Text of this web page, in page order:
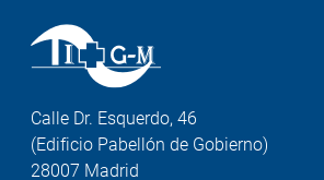
Calle Dr. Esquerdo, 46
(Edificio Pabellón de Gobierno)
28007 Madrid